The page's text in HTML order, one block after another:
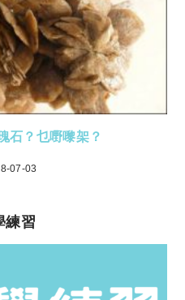
石？乜嘢嚟架？
07-03
練習